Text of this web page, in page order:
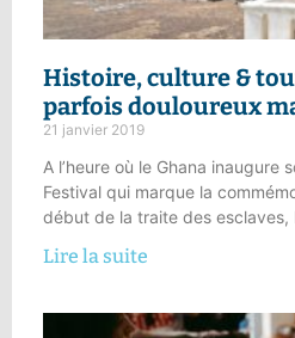
Histoire, culture &
parfois douloureux
21 janvier 2019
A l’heure où le Ghana inaugure
Festival qui marque la
début de la traite des esclaves,
Lire la suite